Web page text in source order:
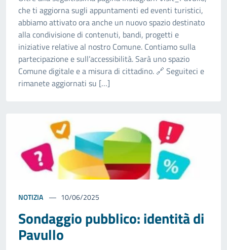
che ti aggiorna sugli appuntamenti ed eventi turistici,
abbiamo attivato ora anche un nuovo spazio destinato
alla condivisione di contenuti, bandi, progetti e
iniziative relative al nostro Comune. Contiamo sulla
partecipazione e sull’accessibilità. Sarà uno spazio
Comune digitale e a misura di cittadino. 🔗 Seguiteci e
rimanete aggiornati su […]
NOTIZIA 10/06/2025
Sondaggio pubblico: identità di
Pavullo